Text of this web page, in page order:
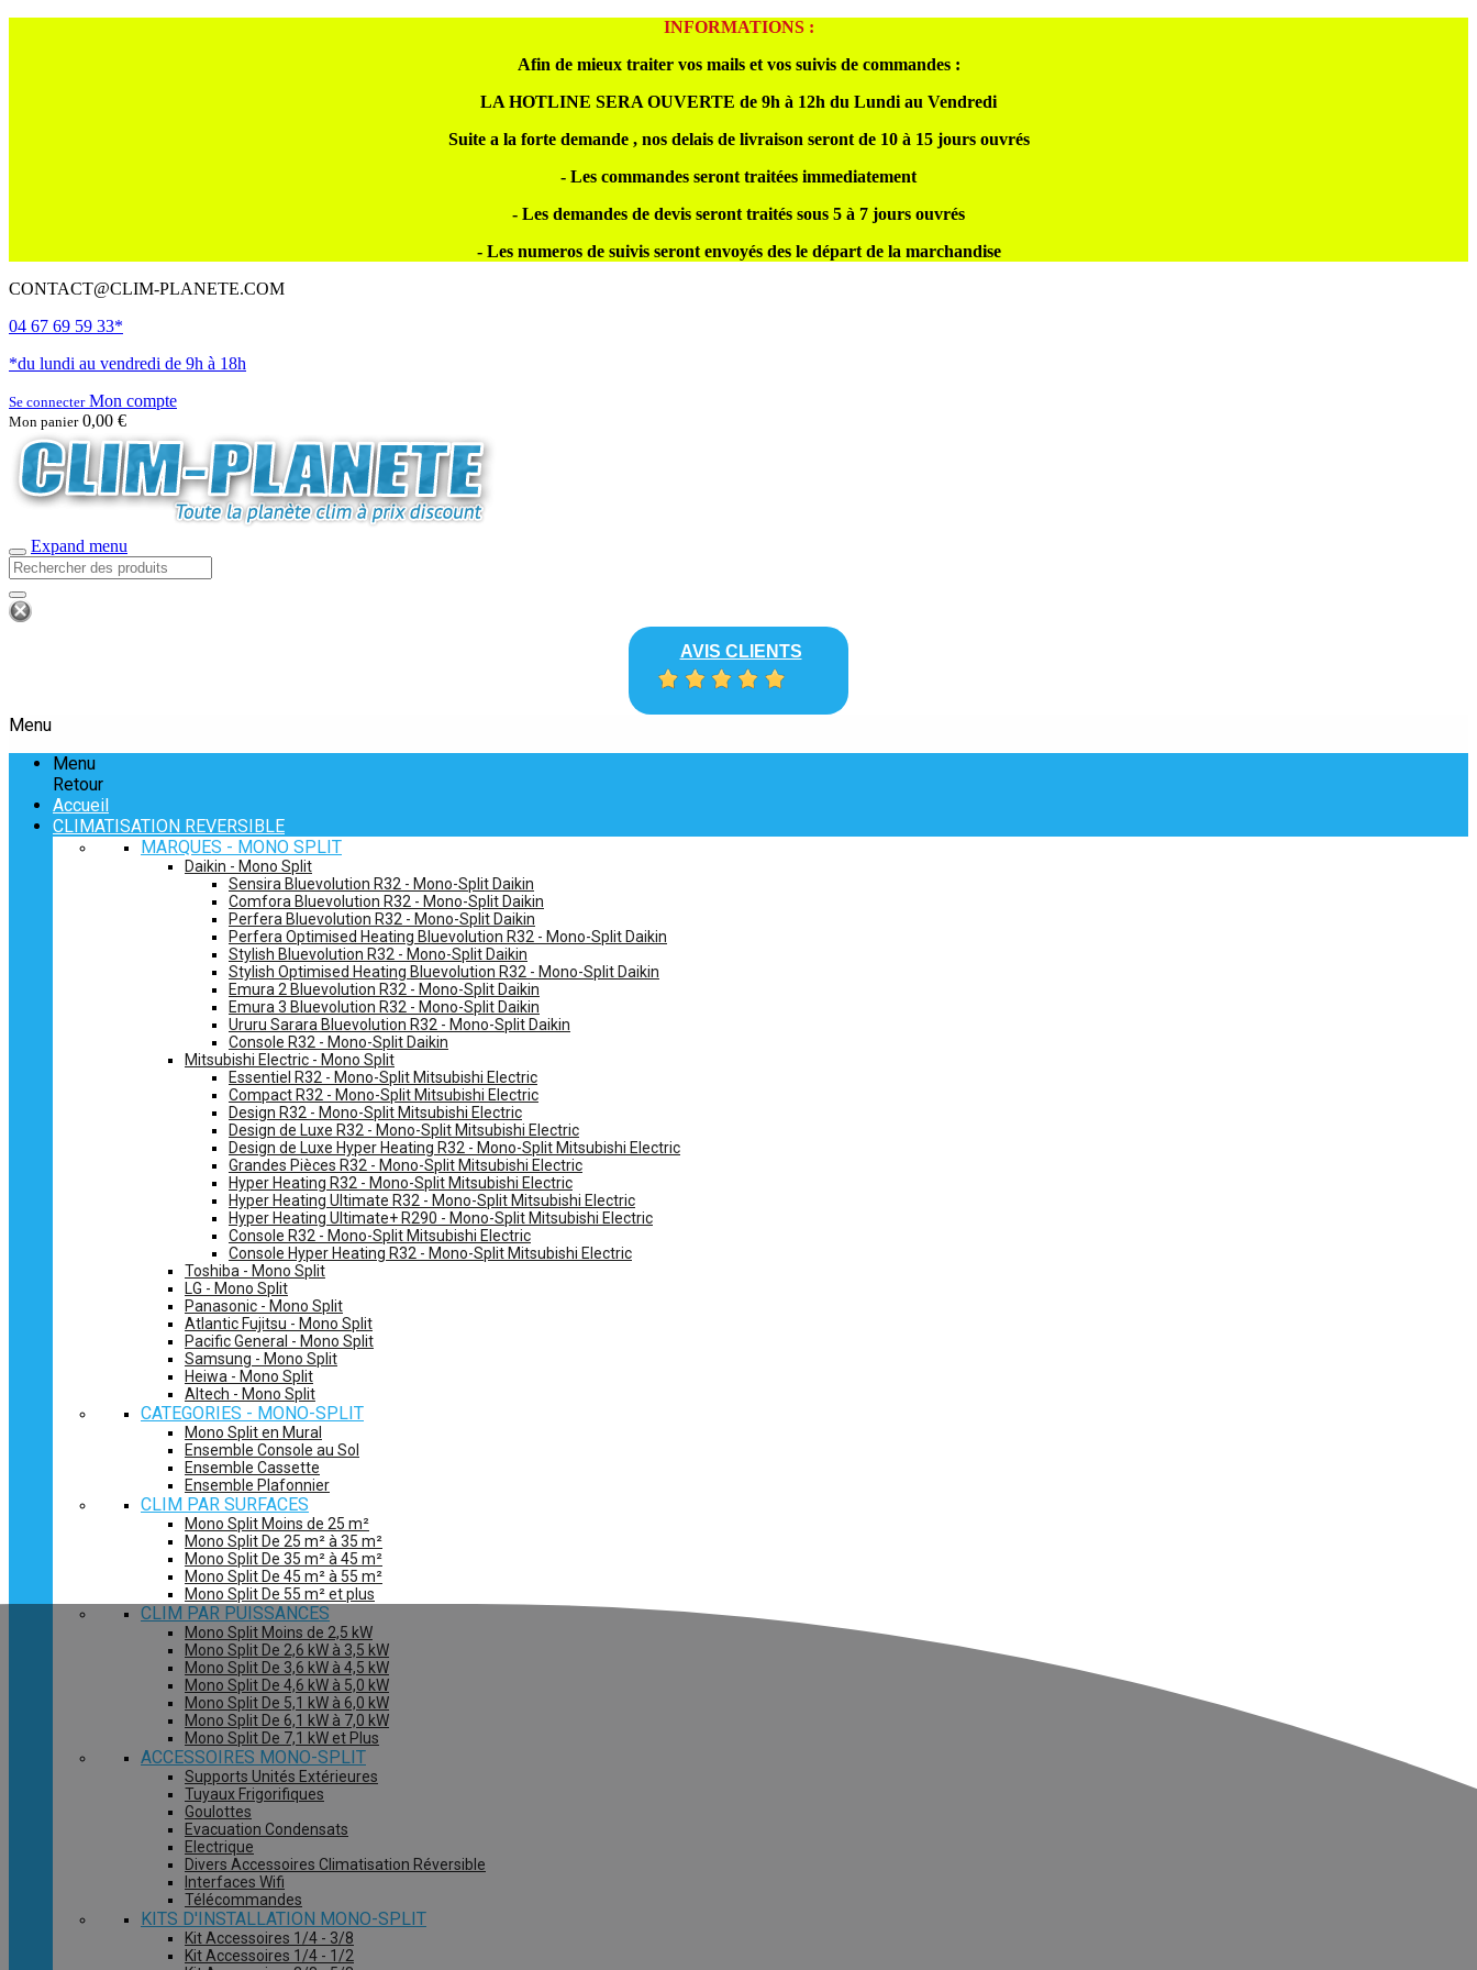
INFORMATIONS :
Afin de mieux traiter vos mails et vos suivis de commandes :
LA HOTLINE SERA OUVERTE de 9h à 12h du Lundi au Vendredi
Suite a la forte demande , nos delais de livraison seront de 10 à 15 jours ouvrés
- Les commandes seront traitées immediatement
- Les demandes de devis seront traités sous 5 à 7 jours ouvrés
- Les numeros de suivis seront envoyés des le départ de la marchandise
CONTACT@CLIM-PLANETE.COM
04 67 69 59 33*
*du lundi au vendredi de 9h à 18h
Se connecterMon compte
Mon panier 0,00 €
Expand menu
AVIS CLIENTS
Menu
Menu
Retour
Accueil
CLIMATISATION REVERSIBLE
MARQUES - MONO SPLIT
Daikin - Mono Split
Sensira Bluevolution R32 - Mono-Split Daikin
Comfora Bluevolution R32 - Mono-Split Daikin
Perfera Bluevolution R32 - Mono-Split Daikin
Perfera Optimised Heating Bluevolution R32 - Mono-Split Daikin
Stylish Bluevolution R32 - Mono-Split Daikin
Stylish Optimised Heating Bluevolution R32 - Mono-Split Daikin
Emura 2 Bluevolution R32 - Mono-Split Daikin
Emura 3 Bluevolution R32 - Mono-Split Daikin
Ururu Sarara Bluevolution R32 - Mono-Split Daikin
Console R32 - Mono-Split Daikin
Mitsubishi Electric - Mono Split
Essentiel R32 - Mono-Split Mitsubishi Electric
Compact R32 - Mono-Split Mitsubishi Electric
Design R32 - Mono-Split Mitsubishi Electric
Design de Luxe R32 - Mono-Split Mitsubishi Electric
Design de Luxe Hyper Heating R32 - Mono-Split Mitsubishi Electric
Grandes Pièces R32 - Mono-Split Mitsubishi Electric
Hyper Heating R32 - Mono-Split Mitsubishi Electric
Hyper Heating Ultimate R32 - Mono-Split Mitsubishi Electric
Hyper Heating Ultimate+ R290 - Mono-Split Mitsubishi Electric
Console R32 - Mono-Split Mitsubishi Electric
Console Hyper Heating R32 - Mono-Split Mitsubishi Electric
Toshiba - Mono Split
LG - Mono Split
Panasonic - Mono Split
Atlantic Fujitsu - Mono Split
Pacific General - Mono Split
Samsung - Mono Split
Heiwa - Mono Split
Altech - Mono Split
CATEGORIES - MONO-SPLIT
Mono Split en Mural
Ensemble Console au Sol
Ensemble Cassette
Ensemble Plafonnier
CLIM PAR SURFACES
Mono Split Moins de 25 m²
Mono Split De 25 m² à 35 m²
Mono Split De 35 m² à 45 m²
Mono Split De 45 m² à 55 m²
Mono Split De 55 m² et plus
CLIM PAR PUISSANCES
Mono Split Moins de 2,5 kW
Mono Split De 2,6 kW à 3,5 kW
Mono Split De 3,6 kW à 4,5 kW
Mono Split De 4,6 kW à 5,0 kW
Mono Split De 5,1 kW à 6,0 kW
Mono Split De 6,1 kW à 7,0 kW
Mono Split De 7,1 kW et Plus
ACCESSOIRES MONO-SPLIT
Supports Unités Extérieures
Tuyaux Frigorifiques
Goulottes
Evacuation Condensats
Electrique
Divers Accessoires Climatisation Réversible
Interfaces Wifi
Télécommandes
KITS D'INSTALLATION MONO-SPLIT
Kit Accessoires 1/4 - 3/8
Kit Accessoires 1/4 - 1/2